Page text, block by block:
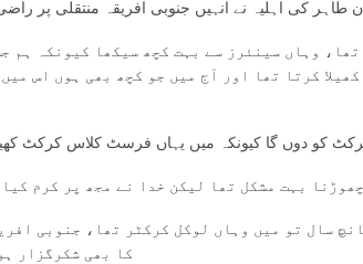
طاہر کی اہلیہ نے انہیں جنوبی افریقہ منتقلی پر
کرتا تھا اور آج میں جو کچھ بھی ہوں اس
کرکٹ کو دوں گا کیونکہ میں یہاں فرسٹ کلاس کرکٹ
بہت مشکل تھا لیکن خدا نے مجھ پر کرم
سال تو میں وہاں لوکل کرکٹر تھا، جنوبی
کا بھی شکرگزار